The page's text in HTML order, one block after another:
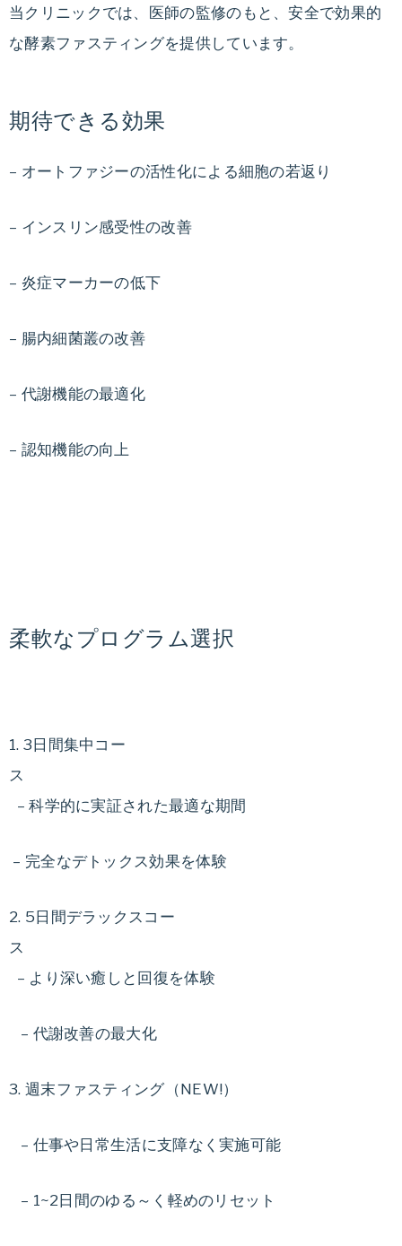
を
教
す。
当クリニックでは、医師の監修のもと、安全で効果的
な酵素ファスティングを提供しています。
期待できる効果
– オートファジーの活性化による細胞の若返り
– インスリン感受性の改善
– 炎症マーカーの低下
– 腸内細菌叢の改善
– 代謝機能の最適化
– 認知機能の向上
柔軟なプログラム選択
1. 3日間集中コー
– 科学的に実証された最適な期間
– 完全なデトックス効果を体験
2. 5日間デラックスコー
– より深い癒しと回復を体験
– 代謝改善の最大化
3. 週末ファスティング（NEW!）
– 仕事や日常生活に支障なく実施可能
– 1~2日間のゆる～く軽めのリセット